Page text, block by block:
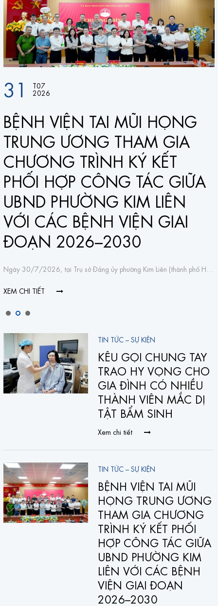
31
T07
2026
BỆNH VIỆN TAI MŨI HỌNG
TRUNG ƯƠNG THAM GIA
CHƯƠNG TRÌNH KÝ KẾT
PHỐI HỢP CÔNG TÁC GIỮA
UBND PHƯỜNG KIM LIÊN
VỚI CÁC BỆNH VIỆN GIAI
ĐOẠN 2026–2030
XEM CHI TIẾT
TIN TỨC – SỰ KIỆN
KÊU GỌI CHUNG TAY
TRAO HY VỌNG CHO
GIA ĐÌNH CÓ NHIỀU
THÀNH VIÊN MẮC DỊ
TẬT BẨM SINH
Xem chi tiết
TIN TỨC – SỰ KIỆN
BỆNH VIỆN TAI MŨI
HỌNG TRUNG ƯƠNG
THAM GIA CHƯƠNG
TRÌNH KÝ KẾT PHỐI
HỢP CÔNG TÁC GIỮA
UBND PHƯỜNG KIM
LIÊN VỚI CÁC BỆNH
VIỆN GIAI ĐOẠN
2026–2030